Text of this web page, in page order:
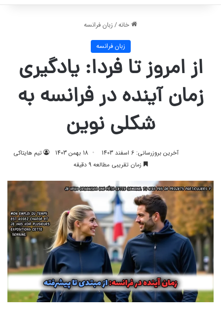
خانه/زبان فرانسه
زبان فرانسه
از امروز تا فردا: یادگیری
زمان آینده در فرانسه به
شکلی نوین
تیم هایتاکی 18 بهمن 1403
آخرین بروزرسانی: 6 اسفند 1403
زمان تقریبی مطالعه 9 دقیقه